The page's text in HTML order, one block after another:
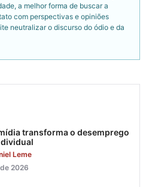
a melhor forma de buscar a
com perspectivas e opiniões
neutralizar o discurso do ódio e da
transforma o desemprego
Leme
2026